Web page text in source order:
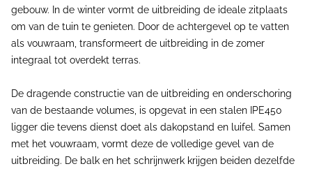
gebouw. In de winter vormt de uitbreiding de ideale zitplaats
om van de tuin te genieten. Door de achtergevel op te vatten
als vouwraam, transformeert de uitbreiding in de zomer
integraal tot overdekt terras.
De dragende constructie van de uitbreiding en onderschoring
van de bestaande volumes, is opgevat in een stalen IPE450
ligger die tevens dienst doet als dakopstand en luifel. Samen
met het vouwraam, vormt deze de volledige gevel van de
uitbreiding. De balk en het schrijnwerk krijgen beiden dezelfde